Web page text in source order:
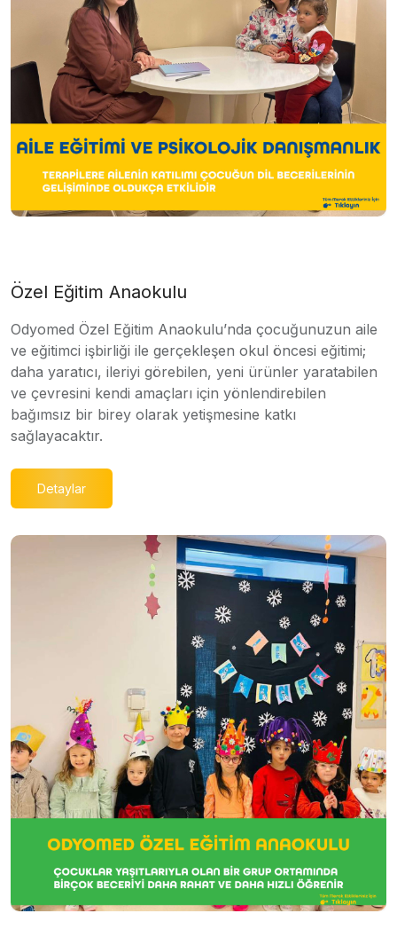
Özel Eğitim Anaokulu
Odyomed Özel Eğitim Anaokulu’nda çocuğunuzun aile
ve eğitimci işbirliği ile gerçekleşen okul öncesi eğitimi;
daha yaratıcı, ileriyi görebilen, yeni ürünler yaratabilen
ve çevresini kendi amaçları için yönlendirebilen
bağımsız bir birey olarak yetişmesine katkı
sağlayacaktır.
Detaylar